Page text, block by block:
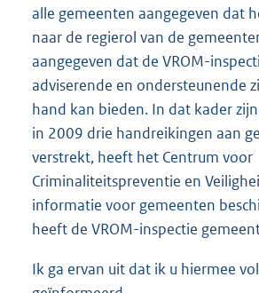
alle gemeenten aangegeven dat
naar de regierol van de
aangegeven dat de VROM-
adviserende en ondersteunende
hand kan bieden. In dat kader
in 2009 drie handreikingen aan
verstrekt, heeft het Centrum voor
Criminaliteitspreventie en
informatie voor gemeenten
heeft de VROM-inspectie
Ik ga ervan uit dat ik u hiermee